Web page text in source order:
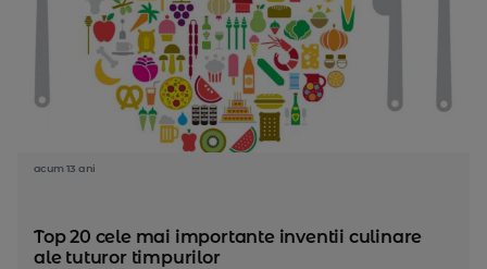
acum 13 ani
Top 20 cele mai importante inventii culinare
ale tuturor timpurilor